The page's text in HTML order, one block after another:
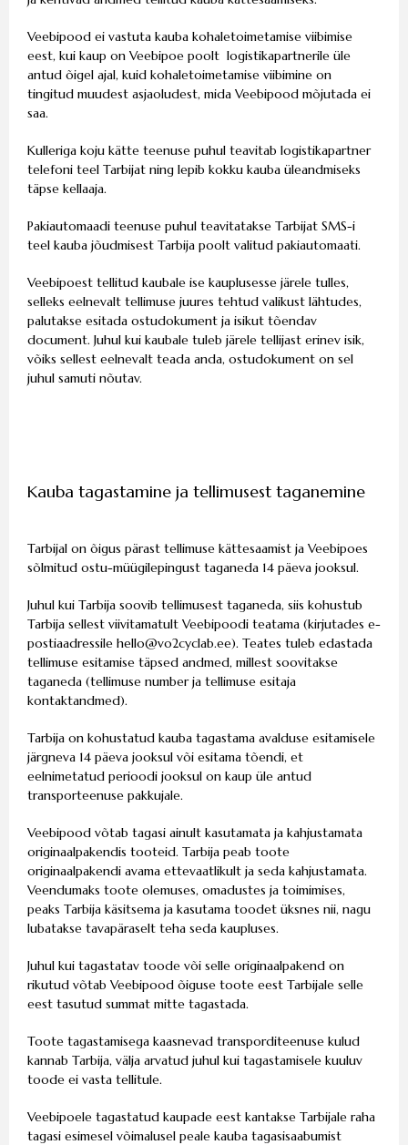
Veebipood ei vastuta kauba kohaletoimetamise viibimise
eest, kui kaup on Veebipoe poolt logistikapartnerile üle
antud õigel ajal, kuid kohaletoimetamise viibimine on
tingitud muudest asjaoludest, mida Veebipood mõjutada ei
saa.
Kulleriga koju kätte teenuse puhul teavitab logistikapartner
telefoni teel Tarbijat ning lepib kokku kauba üleandmiseks
täpse kellaaja.
Pakiautomaadi teenuse puhul teavitatakse Tarbijat SMS-i
teel kauba jõudmisest Tarbija poolt valitud pakiautomaati.
Veebipoest tellitud kaubale ise kauplusesse järele tulles,
selleks eelnevalt tellimuse juures tehtud valikust lähtudes,
palutakse esitada ostudokument ja isikut tõendav
document. Juhul kui kaubale tuleb järele tellijast erinev isik,
võiks sellest eelnevalt teada anda, ostudokument on sel
juhul samuti nõutav.
Kauba tagastamine ja tellimusest taganemine
Tarbijal on õigus pärast tellimuse kättesaamist ja Veebipoes
sõlmitud ostu-müügilepingust taganeda 14 päeva jooksul.
Juhul kui Tarbija soovib tellimusest taganeda, siis kohustub
Tarbija sellest viivitamatult Veebipoodi teatama (kirjutades e-
postiaadressile hello@vo2cyclab.ee). Teates tuleb edastada
tellimuse esitamise täpsed andmed, millest soovitakse
taganeda (tellimuse number ja tellimuse esitaja
kontaktandmed).
Tarbija on kohustatud kauba tagastama avalduse esitamisele
järgneva 14 päeva jooksul või esitama tõendi, et
eelnimetatud perioodi jooksul on kaup üle antud
transporteenuse pakkujale.
Veebipood võtab tagasi ainult kasutamata ja kahjustamata
originaalpakendis tooteid. Tarbija peab toote
originaalpakendi avama ettevaatlikult ja seda kahjustamata.
Veendumaks toote olemuses, omadustes ja toimimises,
peaks Tarbija käsitsema ja kasutama toodet üksnes nii, nagu
lubatakse tavapäraselt teha seda kaupluses.
Juhul kui tagastatav toode või selle originaalpakend on
rikutud võtab Veebipood õiguse toote eest Tarbijale selle
eest tasutud summat mitte tagastada.
Toote tagastamisega kaasnevad transporditeenuse kulud
kannab Tarbija, välja arvatud juhul kui tagastamisele kuuluv
toode ei vasta tellitule.
Veebipoele tagastatud kaupade eest kantakse Tarbijale raha
tagasi esimesel võimalusel peale kauba tagasisaabumist